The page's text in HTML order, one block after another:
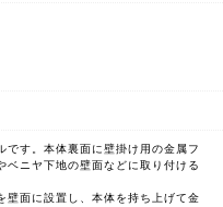
です。本体裏面に壁掛け用の金属フ
ベニヤ下地の壁面などに取り付ける
壁面に設置し、本体を持ち上げて金